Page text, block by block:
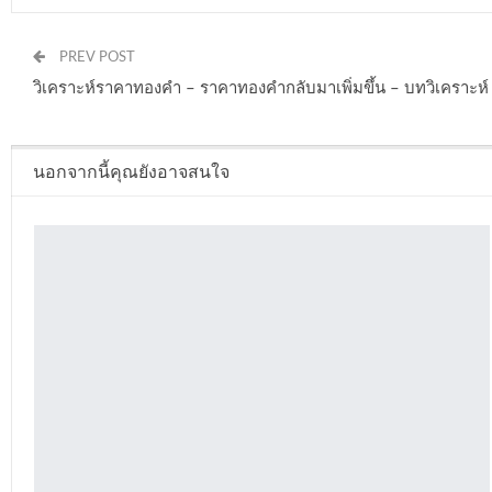
PREV POST
วิเคราะห์ราคาทองคำ – ราคาทองคำกลับมาเพิ่มขึ้น – บทวิเคราะ
นอกจากนี้คุณยังอาจสนใจ